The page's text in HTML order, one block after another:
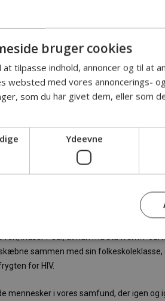
mand, der var folkeskolelærer og
Han holder sygdommen og
indser Poul, at han må stå frem. Poul
sammen med sin
for HIV.
mennesker i vores samfund, der igen og
bruger cookies
at tilpasse indhold, annoncer og til at
websted med vores annoncerings-
som du har givet dem, eller som
Ydeevne